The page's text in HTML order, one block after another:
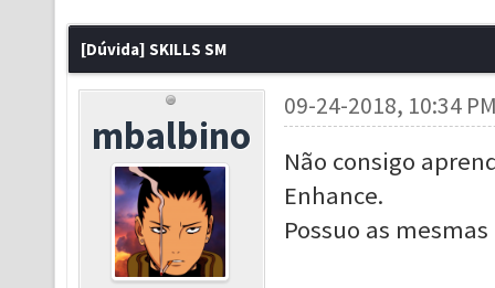
[Dúvida] SKILLS SM
mbalbino
09-24-2018, 10:34
Não consigo
Enhance.
Possuo as